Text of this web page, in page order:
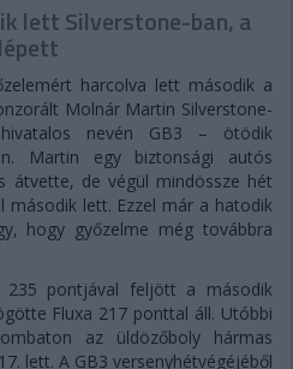
lett Silverstone-ban, a
harcolva lett második a
Molnár Martin Silverstone-
nevén GB3 – ötödik
Martin egy biztonsági autós
átvette, de végül mindössze hét
második lett. Ezzel már a hatodik
hogy győzelme még továbbra
235 pontjával feljött a második
Fluxa 217 ponttal áll. Utóbbi
az üldözőboly hármas
lett. A GB3 versenyhétvégéjéből